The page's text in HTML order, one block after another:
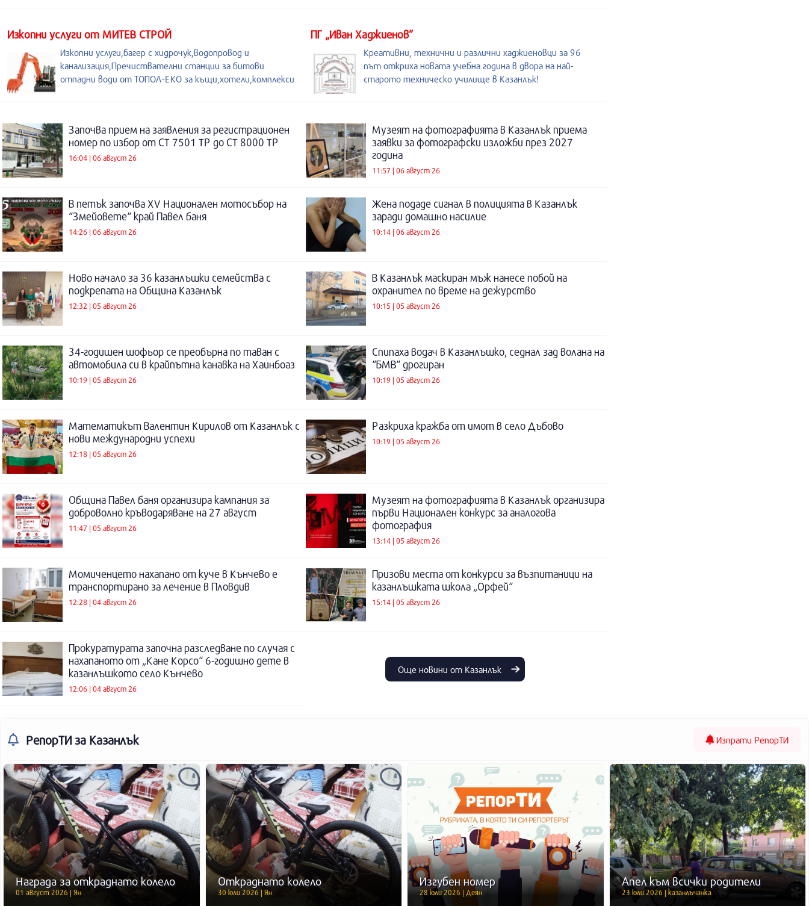
Изкопни услуги от МИТЕВ СТРОЙ
Изкопни услуги,багер с хидрочук,водопровод и
канализация,Пречиствателни станции за битови
отпадни води от ТОПОЛ-ЕКО за къщи,хотели,комплекси
ПГ „Иван Хаджиенов”
Креативни, технични и различни хаджиеновци за 96
път откриха новата учебна година в двора на най-
старото техническо училище в Казанлък!
Започва прием на заявления за регистрационен
номер по избор от СТ 7501 ТР до СТ 8000 ТР
16:04 | 06 август 26
Музеят на фотографията в Казанлък приема
заявки за фотографски изложби през 2027
година
11:57 | 06 август 26
В петък започва XV Национален мотосъбор на
“Змейовете“ край Павел баня
14:26 | 06 август 26
Жена подаде сигнал в полицията в Казанлък
заради домашно насилие
10:14 | 06 август 26
Ново начало за 36 казанлъшки семейства с
подкрепата на Община Казанлък
12:32 | 05 август 26
В Казанлък маскиран мъж нанесе побой на
охранител по време на дежурство
10:15 | 05 август 26
34-годишен шофьор се преобърна по таван с
автомобила си в крайпътна канавка на Хаинбоаз
10:19 | 05 август 26
Спипаха водач в Казанлъшко, седнал зад волана на
“БМВ“ дрогиран
10:19 | 05 август 26
Математикът Валентин Кирилов от Казанлък с
нови международни успехи
12:18 | 05 август 26
Разкриха кражба от имот в село Дъбово
10:19 | 05 август 26
Община Павел баня организира кампания за
доброволно кръводаряване на 27 август
11:47 | 05 август 26
Музеят на фотографията в Казанлък организира
първи Национален конкурс за аналогова
фотография
13:14 | 05 август 26
Момиченцето нахапано от куче в Кънчево е
транспортирано за лечение в Пловдив
12:28 | 04 август 26
Призови места от конкурси за възпитаници на
казанлъшката школа „Орфей“
15:14 | 05 август 26
Прокуратурата започна разследване по случая с
нахапаното от „Кане Корсо“ 6-годишно дете в
казанлъшкото село Кънчево
12:06 | 04 август 26
Още новини от Казанлък
РепорТИ за Казанлък Изпрати РепорТИ
Награда за откраднато колело
01 август 2026 | Ян
Откраднато колело
30 юли 2026 | Ян
Изгубен номер
28 юли 2026 | Деян
Апел към всички родители
23 юли 2026 | казанлъчанка